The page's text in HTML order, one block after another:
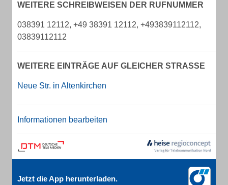
WEITERE SCHREIBWEISEN DER RUFNUMMER
038391 12112, +49 38391 12112, +493839112112,
03839112112
WEITERE EINTRÄGE AUF GLEICHER STRASSE
Neue Str. in Altenkirchen
Informationen bearbeiten
Jetzt die App herunterladen.